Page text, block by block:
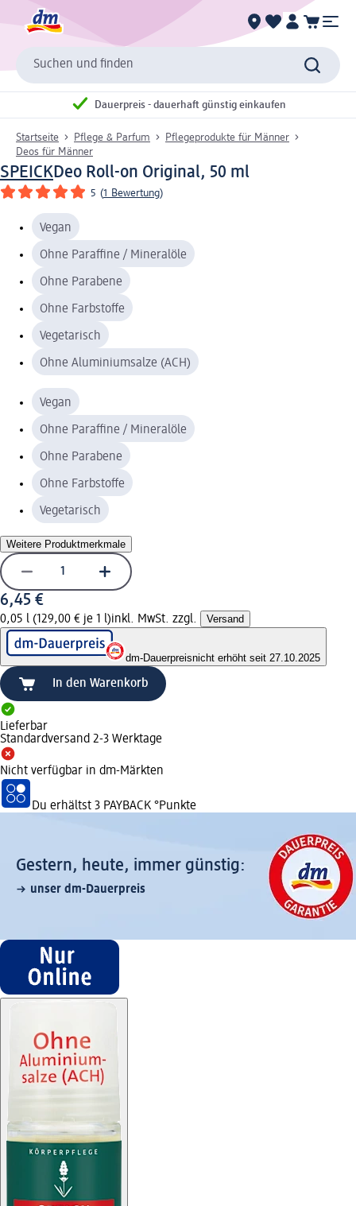
Suchen und finden
Dauerpreis - dauerhaft günstig einkaufen
Startseite Pflege & Parfum
Pflegeprodukte für Männer
Deos für Männer
SPEICKDeo Roll-on Original, 50 ml
5 (1 Bewertung)
Vegan
Ohne Paraffine / Mineralöle
Ohne Parabene
Ohne Farbstoffe
Vegetarisch
Ohne Aluminiumsalze (ACH)
Vegan
Ohne Paraffine / Mineralöle
Ohne Parabene
Ohne Farbstoffe
Vegetarisch
Weitere Produktmerkmale
6,45 €
0,05 l (129,00 € je 1 l)inkl. MwSt. zzgl. Versand
dm-Dauerpreisnicht erhöht seit 27.10.2025
In den Warenkorb
Lieferbar
Standardversand 2-3 Werktage
Nicht verfügbar in dm-Märkten
Du erhältst 3 PAYBACK °Punkte
Gestern, heute, immer günstig:
unser dm-Dauerpreis